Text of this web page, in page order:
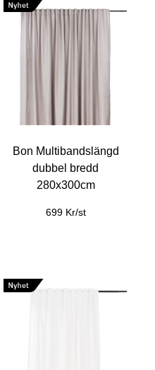
Bon Multibandslängd
dubbel bredd
280x300cm
699 Kr/st